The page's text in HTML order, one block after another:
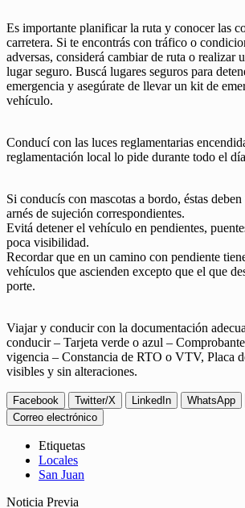
Es importante planificar la ruta y conocer las
carretera. Si te encontrás con tráfico o
adversas, considerá cambiar de ruta o realizar
lugar seguro. Buscá lugares seguros para
emergencia y asegúrate de llevar un kit de
vehículo.
Conducí con las luces reglamentarias
reglamentación local lo pide durante todo el
Si conducís con mascotas a bordo, éstas
arnés de sujeción correspondientes.
Evitá detener el vehículo en pendientes,
poca visibilidad.
Recordar que en un camino con pendiente
vehículos que ascienden excepto que el que
porte.
Viajar y conducir con la documentación
conducir – Tarjeta verde o azul –
vigencia – Constancia de RTO o VTV, Placa
visibles y sin alteraciones.
Facebook Twitter/X LinkedIn WhatsApp
Correo electrónico
Etiquetas
Locales
San Juan
Noticia Previa